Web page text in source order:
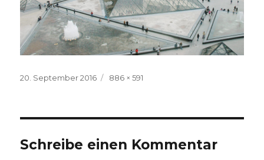
Veröffentlicht
20. September 2016
Volle
886 × 591
Schreibe einen Kommentar